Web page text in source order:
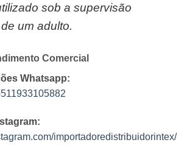
sob a supervisão
um adulto.
Comercial
Whatsapp:
importadoredistribuidorintex/